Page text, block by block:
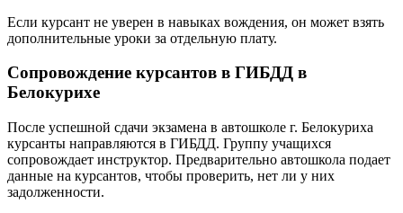
Если курсант не уверен в навыках вождения, он может взять
дополнительные уроки за отдельную плату.
Сопровождение курсантов в ГИБДД в
Белокурихе
После успешной сдачи экзамена в автошколе г. Белокуриха
курсанты направляются в ГИБДД. Группу учащихся
сопровождает инструктор. Предварительно автошкола подает
данные на курсантов, чтобы проверить, нет ли у них
задолженности.